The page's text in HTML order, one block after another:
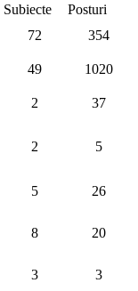
Subiecte
Posturi
72
354
49
1020
2
37
2 5
5 26
8 20
3
3